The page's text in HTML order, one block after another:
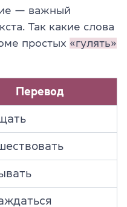
— важный
Так какие слова
простых «гулять»
Перевод